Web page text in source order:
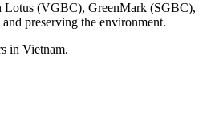
Lotus (VGBC), GreenMark (SGBC),
preserving the environment.
in Vietnam.